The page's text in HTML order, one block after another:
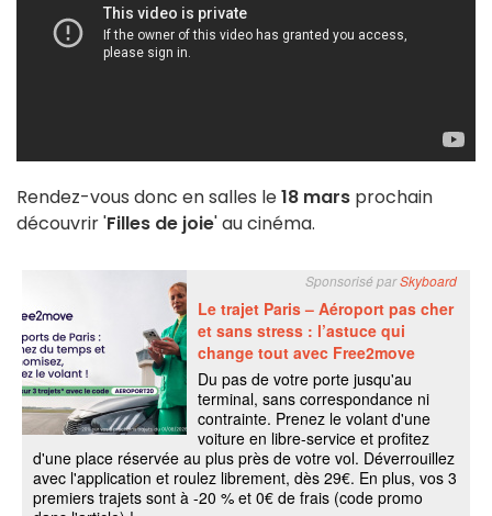
Rendez-vous donc en salles le18 mars prochain
découvrir 'Filles de joie' au cinéma.